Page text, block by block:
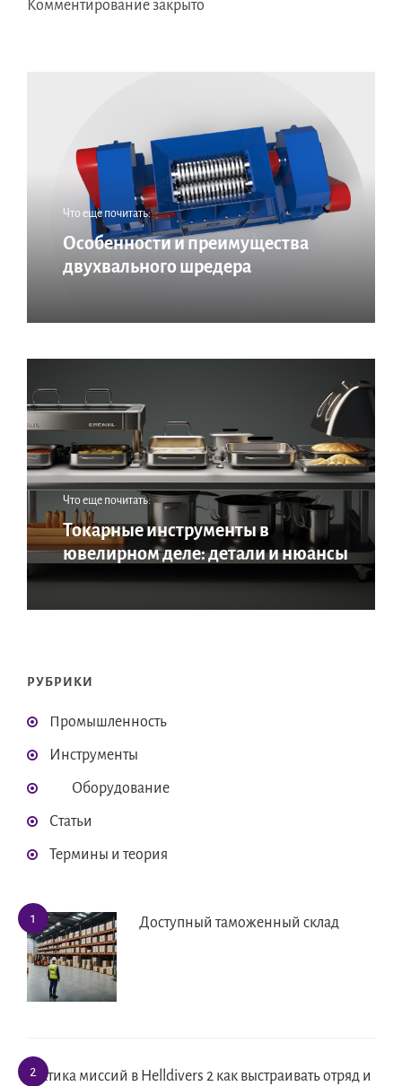
Комментирование закрыто
Что еще почитать:
Особенности и преимущества
двухвального шредера
Что еще почитать:
Токарные инструменты в
ювелирном деле: детали и нюансы
РУБРИКИ
Промышленность
Инструменты
Оборудование
Статьи
Термины и теория
Доступный таможенный склад
Тактика миссий в Helldivers 2 как выстраивать отряд и